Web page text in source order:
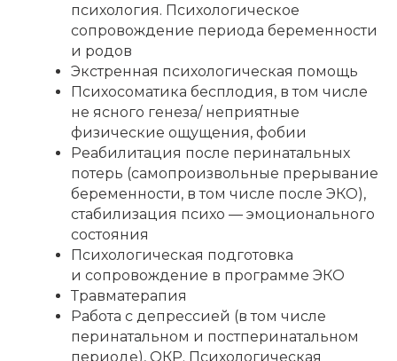
психология. Психологическое
сопровождение периода беременности
и родов
Экстренная психологическая помощь
Психосоматика бесплодия, в том числе
не ясного генеза/ неприятные
физические ощущения, фобии
Реабилитация после перинатальных
потерь (самопроизвольные прерывание
беременности, в том числе после ЭКО),
стабилизация психо — эмоционального
состояния
Психологическая подготовка
и сопровождение в программе ЭКО
Травматерапия
Работа с депрессией (в том числе
перинатальном и постперинатальном
периоде), ОКР. Психологическая
Запишитесь
на консультацию
Воплотите мечту о здоровой
семье с клиникой «Первое слово»
Ваше имя
Я ознакомлена(а) и принимаюполитику
конфиденциальности
в отношении